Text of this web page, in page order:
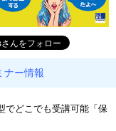
ナー情報
でどこでも受講可能「保